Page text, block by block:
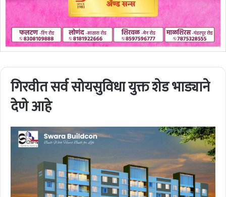
गिरवीत सर्व सोयसुविधा युक्त शेड भाड्याने
देणे आहे